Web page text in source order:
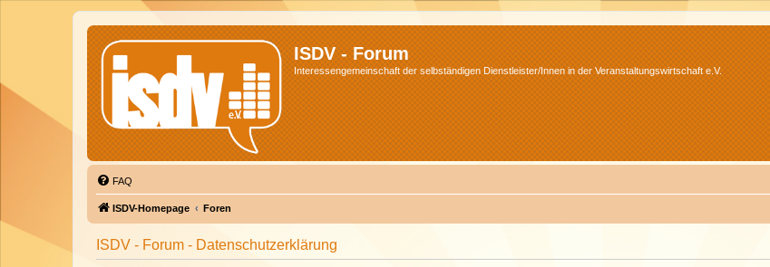
ISDV - Forum
Interessengemeinschaft der selbständigen Dienstleister/Innen in der Veranstaltungswirtschaft e.V.
FAQ
ISDV-Homepage Foren
ISDV - Forum - Datenschutzerklärung